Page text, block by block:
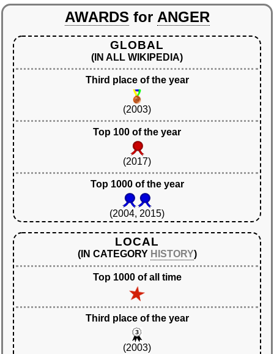
AWARDS for ANGER
GLOBAL
(IN ALL WIKIPEDIA)
Third place of the year
(2003)
Top 100 of the year
(2017)
Top 1000 of the year
(2004, 2015)
LOCAL
(IN CATEGORY HISTORY)
Top 1000 of all time
Third place of the year
(2003)